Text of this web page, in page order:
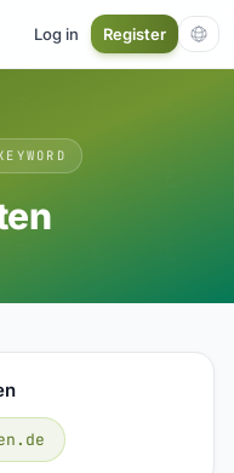
Log in Register